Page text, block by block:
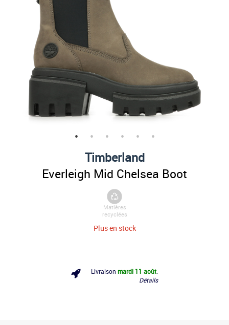
Timberland
Everleigh Mid Chelsea Boot
Matières
recyclées
Plus en stock
Livraison mardi 11 août
Détails